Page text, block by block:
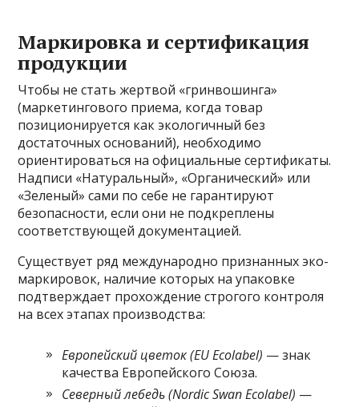
Маркировка и сертификация
продукции
Чтобы не стать жертвой «гринвошинга»
(маркетингового приема, когда товар
позиционируется как экологичный без
достаточных оснований), необходимо
ориентироваться на официальные сертификаты.
Надписи «Натуральный», «Органический» или
«Зеленый» сами по себе не гарантируют
безопасности, если они не подкреплены
соответствующей документацией.
Существует ряд международно признанных эко-
маркировок, наличие которых на упаковке
подтверждает прохождение строгого контроля
на всех этапах производства:
Европейский цветок (EU Ecolabel) — знак
качества Европейского Союза.
Северный лебедь (Nordic Swan Ecolabel) —